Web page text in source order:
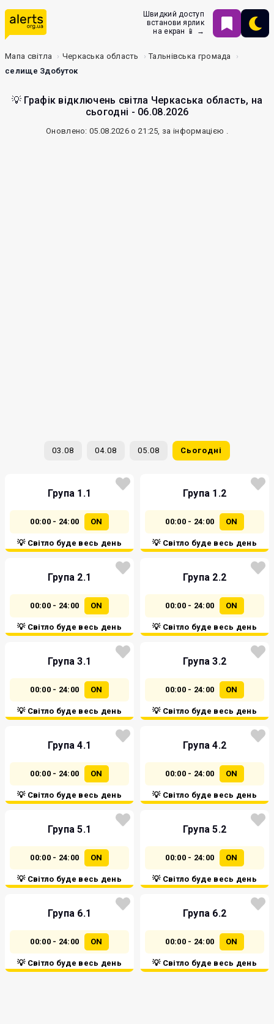
Швидкий доступ
встанови ярлик
на екран 📱 →
Мапа світла Черкаська область
Тальнівська громада
селище Здобуток
💡 Графік відключень світла Черкаська область, на
сьогодні - 06.08.2026
Оновлено: 05.08.2026 о 21:25, за інформацією .
03.08 04.08 05.08 Сьогодні
Група 1.1
00:00 - 24:00 ON
💡 Світло буде весь день
Група 1.2
00:00 - 24:00 ON
💡 Світло буде весь день
Група 2.1
00:00 - 24:00 ON
💡 Світло буде весь день
Група 2.2
00:00 - 24:00 ON
💡 Світло буде весь день
Група 3.1
00:00 - 24:00 ON
💡 Світло буде весь день
Група 3.2
00:00 - 24:00 ON
💡 Світло буде весь день
Група 4.1
00:00 - 24:00 ON
💡 Світло буде весь день
Група 4.2
00:00 - 24:00 ON
💡 Світло буде весь день
Група 5.1
00:00 - 24:00 ON
💡 Світло буде весь день
Група 5.2
00:00 - 24:00 ON
💡 Світло буде весь день
Група 6.1
00:00 - 24:00 ON
💡 Світло буде весь день
Група 6.2
00:00 - 24:00 ON
💡 Світло буде весь день